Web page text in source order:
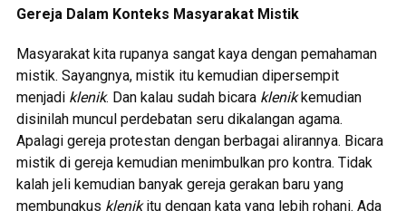
Gereja Dalam Konteks Masyarakat Mistik
Masyarakat kita rupanya sangat kaya dengan pemahaman
mistik. Sayangnya, mistik itu kemudian dipersempit
menjadi klenik. Dan kalau sudah bicara klenikkemudian
disinilah muncul perdebatan seru dikalangan agama.
Apalagi gereja protestan dengan berbagai alirannya. Bicara
mistik di gereja kemudian menimbulkan pro kontra. Tidak
kalah jeli kemudian banyak gereja gerakan baru yang
membungkus klenikitu dengan kata yang lebih rohani. Ada